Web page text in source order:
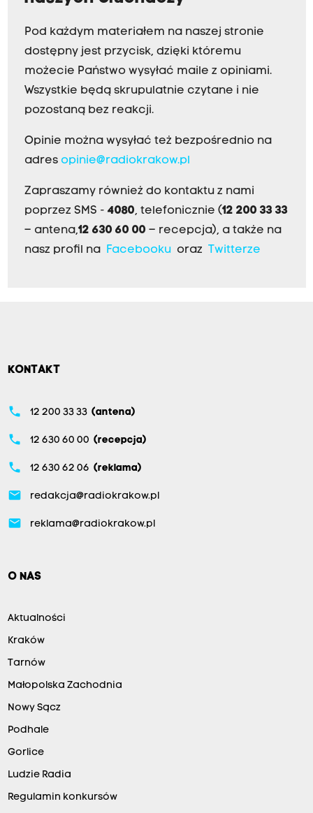
Pod każdym materiałem na naszej stronie
dostępny jest przycisk, dzięki któremu
możecie Państwo wysyłać maile z opiniami.
Wszystkie będą skrupulatnie czytane i nie
pozostaną bez reakcji.
Opinie można wysyłać też bezpośrednio na
adres opinie@radiokrakow.pl
Zapraszamy również do kontaktu z nami
poprzez SMS - 4080, telefonicznie (12 200 33 33
– antena,12 630 60 00 – recepcja), a także na
nasz profil na Facebookuoraz Twitterze
KONTAKT
phone 12 200 33 33 (antena)
phone 12 630 60 00 (recepcja)
phone 12 630 62 06 (reklama)
email redakcja@radiokrakow.pl
email reklama@radiokrakow.pl
O NAS
Aktualności
Kraków
Tarnów
Małopolska Zachodnia
Nowy Sącz
Podhale
Gorlice
Ludzie Radia
Regulamin konkursów